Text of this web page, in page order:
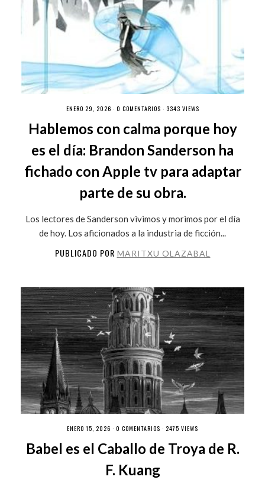
ENERO 29, 2026 · 0 COMENTARIOS · 3343 VIEWS
Hablemos con calma porque hoy
es el día: Brandon Sanderson ha
fichado con Apple tv para adaptar
parte de su obra.
Los lectores de Sanderson vivimos y morimos por el día
de hoy. Los aficionados a la industria de ficción...
PUBLICADO POR MARITXU OLAZABAL
ENERO 15, 2026 · 0 COMENTARIOS · 2475 VIEWS
Babel es el Caballo de Troya de R.
F. Kuang